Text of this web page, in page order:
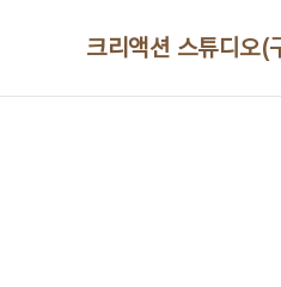
크리액션 스튜디오